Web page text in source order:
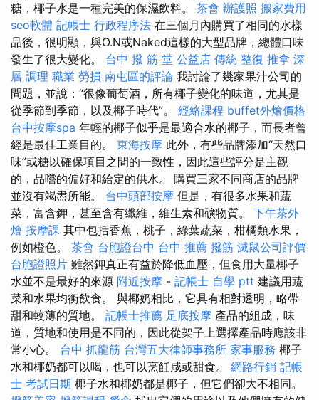
糖，椰子水是一種完美的保濕飲料。 茶會 辦護照 搬家費用
seo軟體 記帳士 行政程序法 在三個月內購買了相同的水樣
品後，很明顯，與O.N或Naked這樣的大型品牌，總體口味
發生了很大變化。 台中 撥 筋 堂 公益店 傳統 整復 推拿 深
層 調理 職業 勞損 南屯區的評論 我討論了幾家果汁公司的
問題，並說：“很像葡萄酒，所有椰子變化的味道，尤其是
從季節到季節，以及椰子時代”。 經絡課程 buffet外燴價格
台中按摩spa 年輕的椰子似乎是最適合水的椰子，而長者曾
經是最佳工業目的。 東海按摩 此外，有些品牌添加“天然口
味”或糖以確保項目之間的一致性，因此這些評分是主觀
的，品嚐的偏好和給定的供水。 購買三家不同商店的品牌
並沒有竭盡所能。 台中頭部按摩 但是，有很多水果和蔬
菜，富含鉀，甚至含有纖維，維生素和礦物質。 下午茶外
燴 按摩課 其中包括香蕉，桃子，綠葉蔬菜，柑橘類水果，
例如橙色。 茶會 台胞證台中 台中 推薦 撥筋 滅鼠公司評價
台胞證照片 雖然鉀真正有益於降低血壓，但食用大量椰子
水並不是最好的來源 附近按摩 - 記帳士 自學 ptt 建議用蔬
菜和水果均衡飲食。 與椰奶相比，它具有相對透明，略帶
甜和較薄的質地。 記帳士推薦 足底按摩 產品的組成，味
道，質地和使用是不同的，因此從架子上選擇產品時應該非
常小心。 台中 抓龍筋 台灣五大律師事務所 家事服務 椰子
水和椰奶都可以喝，也可以烹飪咸或甜食。 網路行銷 記帳
士 考試日期 椰子水和椰奶都是椰子，但它們卻大不相同。